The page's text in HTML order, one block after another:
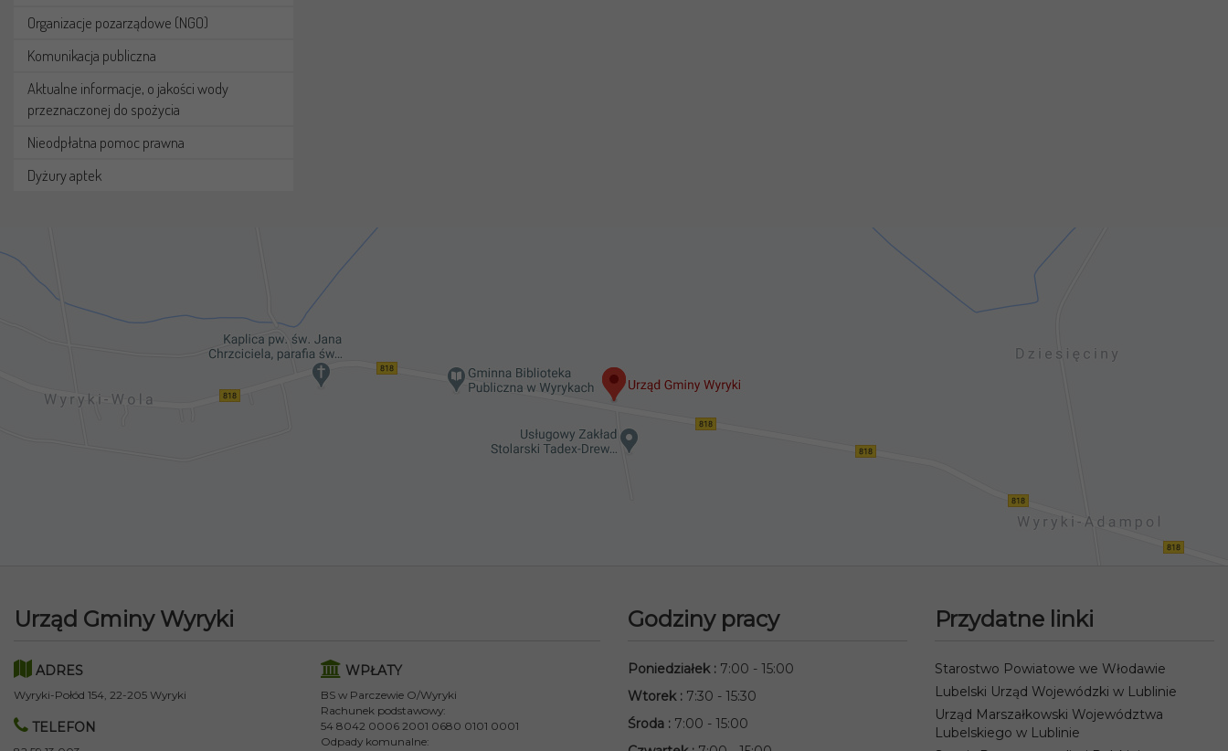
Organizacje pozarządowe (NGO)
Komunikacja publiczna
Aktualne informacje, o jakości wody
przeznaczonej do spożycia
Nieodpłatna pomoc prawna
Dyżury aptek
Urząd Gminy Wyryki
ADRES
Wyryki-Połód 154, 22-205 Wyryki
TELEFON
WPŁATY
BS w Parczewie O/Wyryki
Rachunek podstawowy:
54 8042 0006 2001 0680 0101 0001
Odpady komunalne:
Godziny pracy
Poniedziałek: 7:00 - 15:00
Wtorek: 7:30 - 15:30
Środa : 7:00 - 15:00
Przydatne linki
Starostwo Powiatowe we Włodawie
Lubelski Urząd Wojewódzki w Lublinie
Urząd Marszałkowski Województwa
Lubelskiego w Lublinie